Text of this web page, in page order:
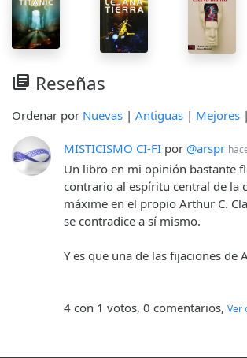
library_books Reseñas
Ordenar por Nuevas | Antiguas | Mejores |
MISTICISMO CI-FI por @arspr
Un libro en mi opinión bastante
contrario al espíritu central de la
máxime en el propio Arthur C.
se contradice a sí mismo.
Y es que una de las fijaciones de
4 con 1 votos, 0 comentarios, Ver